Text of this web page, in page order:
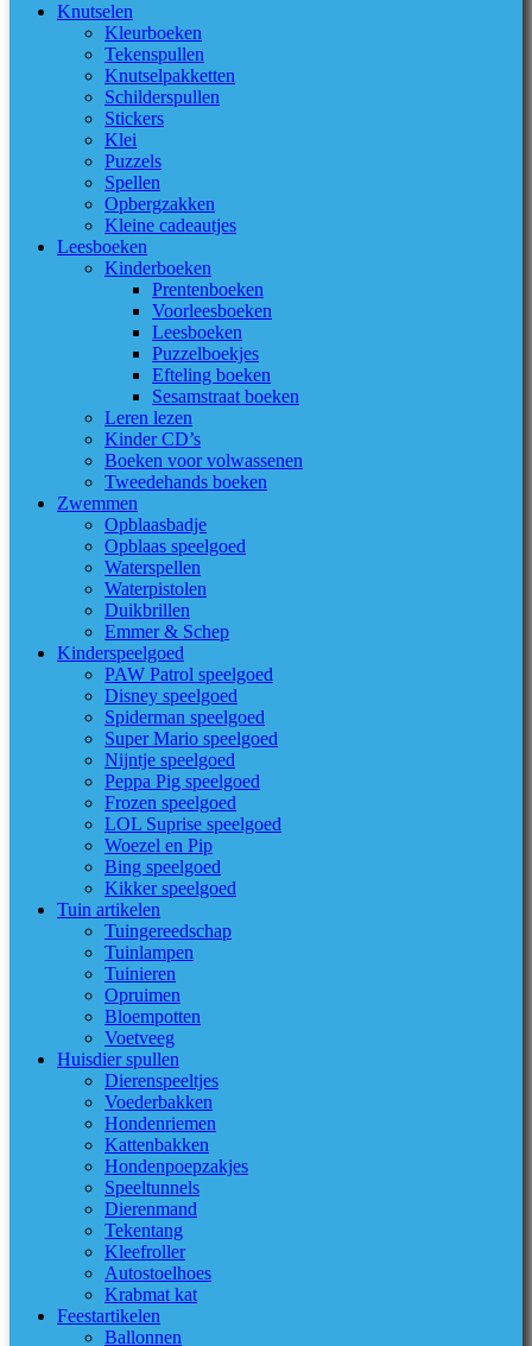
Knutselen
Kleurboeken
Tekenspullen
Knutselpakketten
Schilderspullen
Stickers
Klei
Puzzels
Spellen
Opbergzakken
Kleine cadeautjes
Leesboeken
Kinderboeken
Prentenboeken
Voorleesboeken
Leesboeken
Puzzelboekjes
Efteling boeken
Sesamstraat boeken
Leren lezen
Kinder CD’s
Boeken voor volwassenen
Tweedehands boeken
Zwemmen
Opblaasbadje
Opblaas speelgoed
Waterspellen
Waterpistolen
Duikbrillen
Emmer & Schep
Kinderspeelgoed
PAW Patrol speelgoed
Disney speelgoed
Spiderman speelgoed
Super Mario speelgoed
Nijntje speelgoed
Peppa Pig speelgoed
Frozen speelgoed
LOL Suprise speelgoed
Woezel en Pip
Bing speelgoed
Kikker speelgoed
Tuin artikelen
Tuingereedschap
Tuinlampen
Tuinieren
Opruimen
Bloempotten
Voetveeg
Huisdier spullen
Dierenspeeltjes
Voederbakken
Hondenriemen
Kattenbakken
Hondenpoepzakjes
Speeltunnels
Dierenmand
Tekentang
Kleefroller
Autostoelhoes
Krabmat kat
Feestartikelen
Ballonnen